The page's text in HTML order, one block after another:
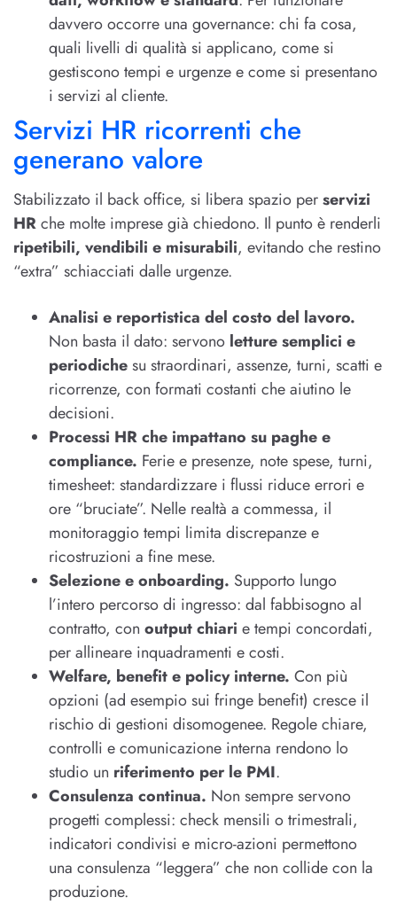
davvero occorre una governance: chi fa cosa,
quali livelli di qualità si applicano, come si
gestiscono tempi e urgenze e come si presentano
i servizi al cliente.
Servizi HR ricorrenti che
generano valore
Stabilizzato il back office, si libera spazio perservizi
HRche molte imprese già chiedono. Il punto è renderli
ripetibili, vendibili e misurabili, evitando che restino
“extra” schiacciati dalle urgenze.
Analisi e reportistica del costo del lavoro.
Non basta il dato: servono letture semplici e
periodichesu straordinari, assenze, turni, scatti e
ricorrenze, con formati costanti che aiutino le
decisioni.
Processi HR che impattano su paghe e
compliance. Ferie e presenze, note spese, turni,
timesheet: standardizzare i flussi riduce errori e
ore “bruciate”. Nelle realtà a commessa, il
monitoraggio tempi limita discrepanze e
ricostruzioni a fine mese.
Selezione e onboarding. Supporto lungo
l’intero percorso di ingresso: dal fabbisogno al
contratto, con output chiari e tempi concordati,
per allineare inquadramenti e costi.
Welfare, benefit e policy interne. Con più
opzioni (ad esempio sui fringe benefit) cresce il
rischio di gestioni disomogenee. Regole chiare,
controlli e comunicazione interna rendono lo
studio un riferimento per le PMI.
Consulenza continua. Non sempre servono
progetti complessi: check mensili o trimestrali,
indicatori condivisi e micro-azioni permettono
una consulenza “leggera” che non collide con la
produzione.